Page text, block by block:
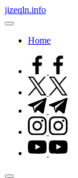
Skip
to
jizeqln.info
Kunjungi
Untuk
Terpercaya
Home
facebook.com
twitter.com
t.me
instagram.com
youtube.com